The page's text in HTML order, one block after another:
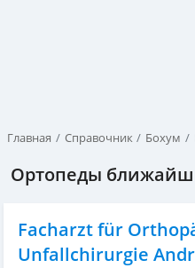
Главная Справочник Бохум
Ортопеды
Facharzt für
Unfallchirurgie